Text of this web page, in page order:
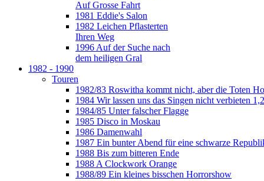
Auf Grosse Fahrt
1981 Eddie's Salon
1982 Leichen Pflasterten
Ihren Weg
1996 Auf der Suche nach
dem heiligen Gral
1982 - 1990
Touren
1982/83 Roswitha kommt nicht, aber die Toten
1984 Wir lassen uns das Singen nicht verbieten
1984/85 Unter falscher Flagge
1985 Disco in Moskau
1986 Damenwahl
1987 Ein bunter Abend für eine schwarze
1988 Bis zum bitteren Ende
1988 A Clockwork Orange
1988/89 Ein kleines bisschen Horrorshow